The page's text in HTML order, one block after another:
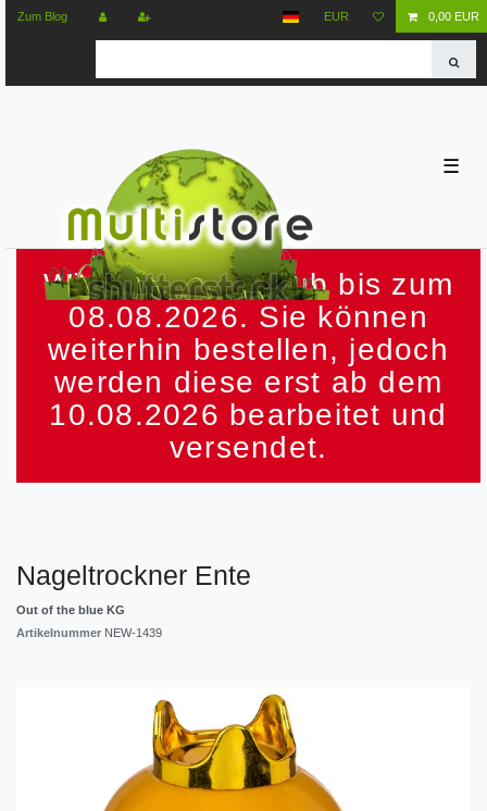
Zum Blog EUR 0,00 EUR
☰
Wir machen Urlaub bis zum
08.08.2026. Sie können
weiterhin bestellen, jedoch
werden diese erst ab dem
10.08.2026 bearbeitet und
versendet.
Nageltrockner Ente
Out of the blue KG
Artikelnummer NEW-1439